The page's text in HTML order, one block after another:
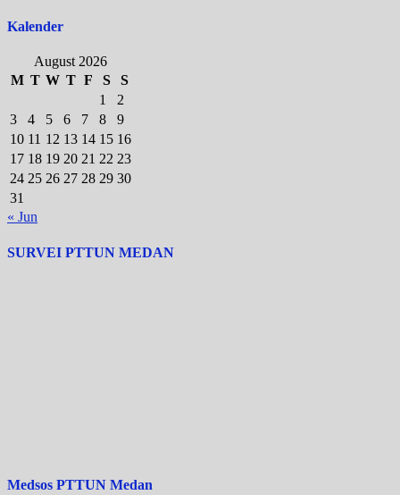
Kalender
August 2026
M T W T F S
S
1
2
3
4 5 6 7 8
9
10 11 12 13 14 15 16
17 18 19 20 21 22 23
24 25 26 27 28 29 30
31
« Jun
SURVEI PTTUN MEDAN
Medsos PTTUN Medan